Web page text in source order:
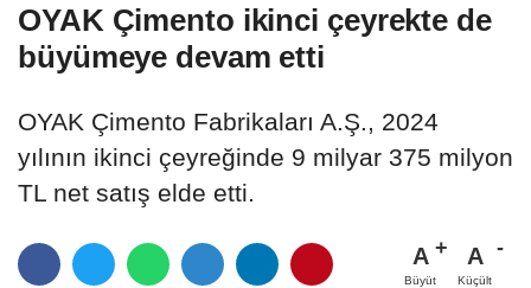
OYAK Çimento ikinci çeyrekte de
büyümeye devam etti
OYAK Çimento Fabrikaları A.Ş., 2024
yılının ikinci çeyreğinde 9 milyar 375 milyon
TL net satış elde etti.
A
Büyüt
A
Küçült